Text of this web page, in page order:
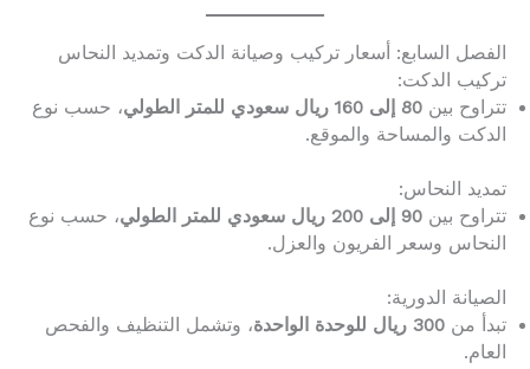
الفصل السابع: أسعار تركيب وصيانة الدكت وتمديد النحاس
تركيب الدكت:
تتراوح بين 80 إلى 160 ريال سعودي للمتر الطولي
، حسب نوع
الدكت والمساحة والموقع.
تمديد النحاس:
تتراوح بين 90 إلى 200 ريال سعودي للمتر الطولي
، حسب نوع
النحاس وسعر الفريون والعزل.
الصيانة الدورية:
تبدأ من 300 ريال للوحدة الواحدة
، وتشمل التنظيف والفحص
العام.